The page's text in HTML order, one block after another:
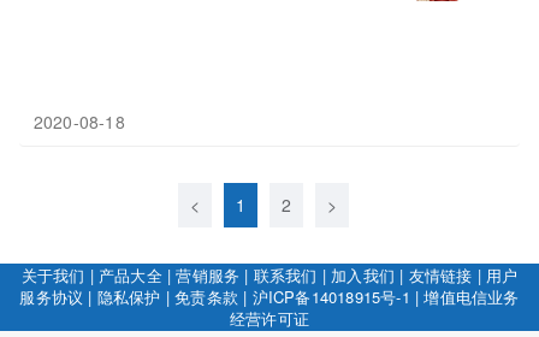
2020-08-18
< 1 2 >
关于我们 | 产品大全|营销服务 | 联系我们 | 加入我们 | 友情链接 | 用户
服务协议 | 隐私保护 |免责条款 | 沪ICP备14018915号-1 |增值电信业务
经营许可证